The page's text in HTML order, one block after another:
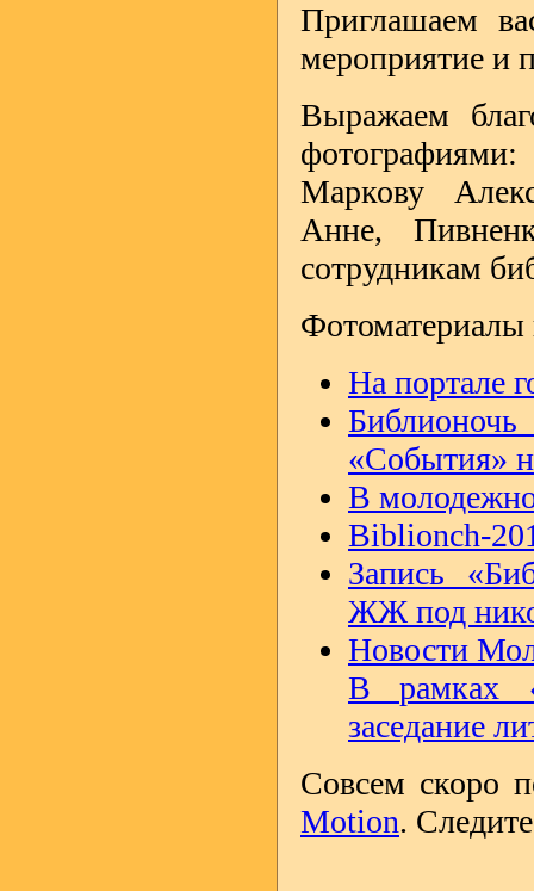
Приглашаем
мероприятие и
Выражаем
Маркову
Анне,
сотрудникам
На портале
«События»
В
Biblionch-
Запись
ЖЖ под
Новости
В рамках
заседание
Совсем скоро
Motion.